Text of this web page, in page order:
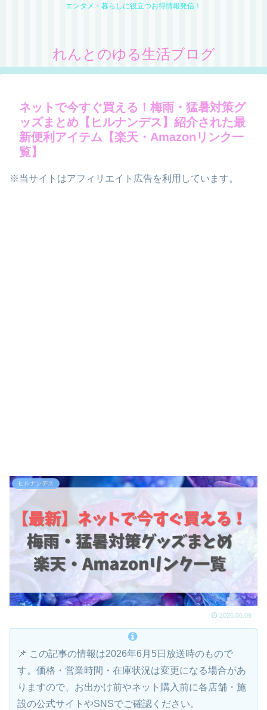
エンタメ・暮らしに役立つお得情報発信！
れんとのゆる生活ブログ
ネットで今すぐ買える！梅雨・猛暑対策グ
ッズまとめ【ヒルナンデス】紹介された最
新便利アイテム【楽天・Amazonリンク一
覧】
※当サイトはアフィリエイト広告を利用しています。
ヒルナンデス
2026.06.09
📌 この記事の情報は2026年6月5日放送時のもので
す。価格・営業時間・在庫状況は変更になる場合があ
りますので、お出かけ前やネット購入前に各店舗・施
設の公式サイトやSNSでご確認ください。